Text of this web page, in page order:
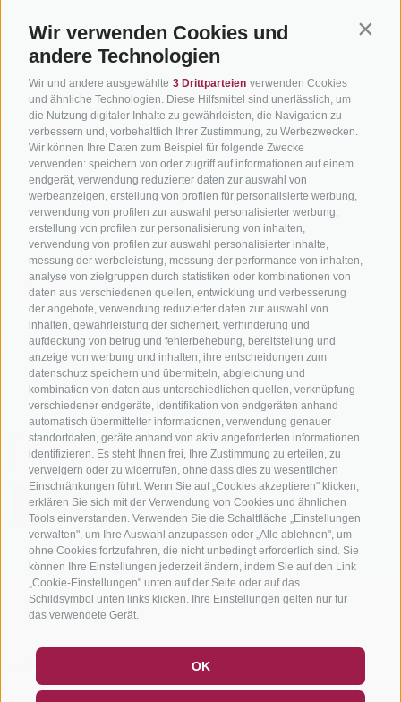
Wir verwenden Cookies und
andere Technologien
Wir und andere ausgewählte 3 Drittparteien verwenden Cookies
und ähnliche Technologien. Diese Hilfsmittel sind unerlässlich, um
die Nutzung digitaler Inhalte zu gewährleisten, die Navigation zu
verbessern und, vorbehaltlich Ihrer Zustimmung, zu Werbezwecken.
Wir können Ihre Daten zum Beispiel für folgende Zwecke
verwenden: speichern von oder zugriff auf informationen auf einem
endgerät, verwendung reduzierter daten zur auswahl von
werbeanzeigen, erstellung von profilen für personalisierte werbung,
verwendung von profilen zur auswahl personalisierter werbung,
erstellung von profilen zur personalisierung von inhalten,
verwendung von profilen zur auswahl personalisierter inhalte,
messung der werbeleistung, messung der performance von inhalten,
analyse von zielgruppen durch statistiken oder kombinationen von
daten aus verschiedenen quellen, entwicklung und verbesserung
der angebote, verwendung reduzierter daten zur auswahl von
inhalten, gewährleistung der sicherheit, verhinderung und
aufdeckung von betrug und fehlerbehebung, bereitstellung und
anzeige von werbung und inhalten, ihre entscheidungen zum
datenschutz speichern und übermitteln, abgleichung und
kombination von daten aus unterschiedlichen quellen, verknüpfung
verschiedener endgeräte, identifikation von endgeräten anhand
automatisch übermittelter informationen, verwendung genauer
standortdaten, geräte anhand von aktiv angeforderten informationen
identifizieren. Es steht Ihnen frei, Ihre Zustimmung zu erteilen, zu
verweigern oder zu widerrufen, ohne dass dies zu wesentlichen
Einschränkungen führt. Wenn Sie auf „Cookies akzeptieren" klicken,
erklären Sie sich mit der Verwendung von Cookies und ähnlichen
Tools einverstanden. Verwenden Sie die Schaltfläche „Einstellungen
verwalten", um Ihre Auswahl anzupassen oder „Alle ablehnen", um
ohne Cookies fortzufahren, die nicht unbedingt erforderlich sind. Sie
können Ihre Einstellungen jederzeit ändern, indem Sie auf den Link
„Cookie-Einstellungen" unten auf der Seite oder auf das
Schildsymbol unten links klicken. Ihre Einstellungen gelten nur für
das verwendete Gerät.
OK
NEWSLETTER
SOCIAL WALL WETTER
Hotels & Pakete
Unsere Gutscheine
Hot Deals
Bike & Work
Mountainbiken in
Südtirol
Rennradfahren in
Südtirol
Radwege in Südtirol
Bikeshops & Verleihe
Bike-Schulen
Tourenzentrale
Kontakt
Events
Zum
info@bikehotels.it
MELDE DICH ZU UNSEREM NEWSLETTER AN!
JETZT ANMELDEN
IMPRESSUM | SITEMAP | COOKIE-RICHTLINIE | PRIVACY |